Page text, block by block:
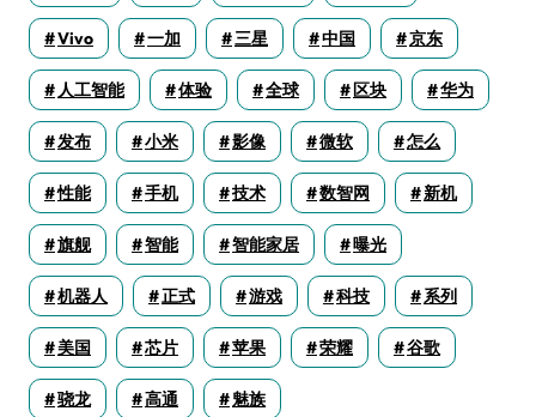
Vivo 一加 三星 中国 京东
人工智能 体验 全球 区块 华为
发布 小米 影像 微软 怎么
性能 手机 技术 数智网 新机
旗舰 智能 智能家居 曝光
机器人 正式 游戏 科技 系列
美国 芯片 苹果 荣耀 谷歌
骁龙 高通 魅族